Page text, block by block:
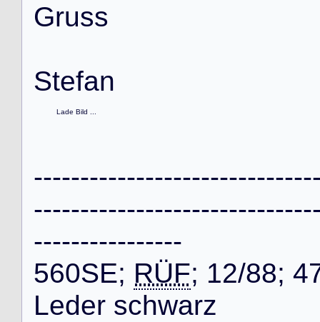
Gruss
Stefan
Lade Bild ...
------------------------------
------------------------------
----------------
560SE; RÜF; 12/88; 4
Leder schwarz